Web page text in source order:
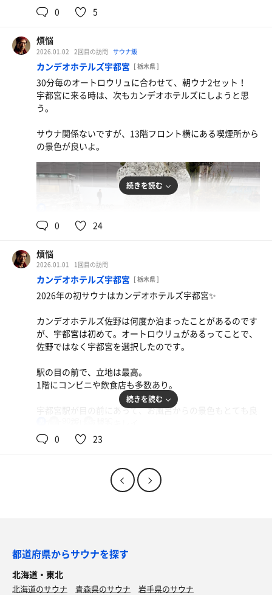
青森ニンニクパンチ生姜焼き定食
めちゃ美味かった
中華そば
うま
分かる人は分かるかもだけど、セルフ黄金体験のような。
ナの中で冷やしができるのメチャいいよね。
ここでしか得られない感覚が得られます。
屋上のととのいスペースが最高で、今日は天気も良くっ
て、めちゃ気持ちよかった。
寝転がって空を見てると、トビが優雅に飛んでるなんて🦅
☀️
この場所でしか体験できないね。
90分じゃ足りなかったなぁ。
もっと入っていたかった。
用はなし。
さっそくサウナ室に入る。
温度計は90度を指しているが、体感もっとぬるく感じる。
数分入っていると、常連感のある男性がロウリュしてくれ
た。
ロウリュあってちょうどいいくらいの熱さ。
しても気を使う。
もっと熱くしたいけど、このくらいで抑えておいた方がい
いかなとか。
誰もいない隙に1人になった時が一番のチャンス。
ちょっと慌ただしかったけど、4セット堪能。
どうせなら何回でも入れるプランにすりゃよかったと後
悔。
0 5
煩悩
2026.01.02 2回目の訪問 サウナ飯
カンデオホテルズ宇都宮 [ 栃木県 ]
30分毎のオートロウリュに合わせて、朝ウナ2セット！
宇都宮に来る時は、次もカンデオホテルズにしようと思
う。
サウナ関係ないですが、13階フロント横にある喫煙所から
の景色が良いよ。
続きを読む
0 24
煩悩
2026.01.01 1回目の訪問
カンデオホテルズ宇都宮 [ 栃木県 ]
2026年の初サウナはカンデオホテルズ宇都宮✨
カンデオホテルズ佐野は何度か泊まったことがあるのです
が、宇都宮は初めて。オートロウリュがあるってことで、
佐野ではなく宇都宮を選択したのです。
駅の目の前で、立地は最高。
1階にコンビニや飲食店も多数あり。
宇都宮駅が目の前にあって、お風呂からの景色もとても良
新幹線のはやぶさも通ったりして楽しいです。
混雑具合はスマホで確認できて助かる。
温度も90度で湿度もが保たれていて体感温度もイイ感じ。
テルズ佐野の37倍良いです。
続きを読む
0 23
都道府県からサウナを探す
北海道・東北
北海道のサウナ 青森県のサウナ
岩手県のサウナ